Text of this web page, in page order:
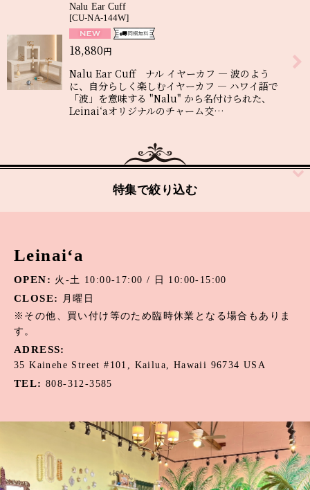
Nalu Ear Cuff
[CU-NA-144W]
18,880円
Nalu Ear Cuff ナル イヤーカフ ― 波のよう
に、自分らしく楽しむイヤーカフ ― ハワイ語で
「波」を意味する "Nalu" から名付けられた、
Leinai‘aオリジナルのチャーム交…
特集で絞り込む
アマゾナイト
アメジスト
オニキス
オパール
カルセドニー
Leinai‘a
OPEN: 火-土 10:00-17:00 / 日 10:00-15:00
CLOSE:
月曜日
※その他、買い付け等のため臨時休業となる場合もありま
す。
ADRESS:
35 Kainehe Street #101, Kailua, Hawaii 96734 USA
TEL: 808-312-3585